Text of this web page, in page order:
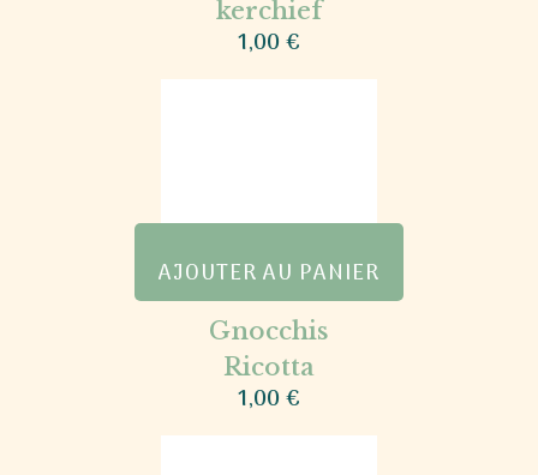
kerchief
1,00 €
AJOUTER AU PANIER
Gnocchis
Ricotta
1,00 €